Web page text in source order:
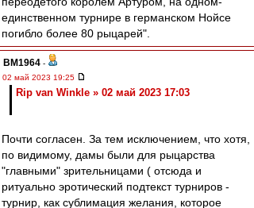
единственном турнире в германском Нойсе
погибло более 80 рыцарей".
BM1964 -
02 май 2023 19:25
Rip van Winkle » 02 май 2023 17:03
Почти согласен. За тем исключением, что хотя,
по видимому, дамы были для рыцарства
"главными" зрительницами ( отсюда и
ритуально эротический подтекст турниров -
турнир, как сублимация желания, которое